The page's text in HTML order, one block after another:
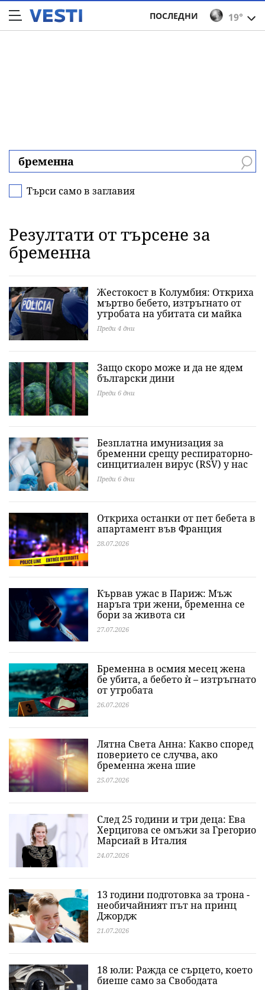
19°
ПОСЛЕДНИ
Търси само в заглавия
Резултати от търсене за
бременна
Жестокост в Колумбия: Откриха
мъртво бебето, изтръгнато от
утробата на убитата си майка
Преди 4 дни
Защо скоро може и да не ядем
български дини
Преди 6 дни
Безплатна имунизация за
бременни срещу респираторно-
синцитиален вирус (RSV) у нас
Преди 6 дни
Откриха останки от пет бебета в
апартамент във Франция
28.07.2026
Кървав ужас в Париж: Мъж
наръга три жени, бременна се
бори за живота си
27.07.2026
Бременна в осмия месец жена
бе убита, а бебето ѝ – изтръгнато
от утробата
26.07.2026
Лятна Света Анна: Какво според
поверието се случва, ако
бременна жена шие
25.07.2026
След 25 години и три деца: Ева
Херцигова се омъжи за Грегорио
Марсиай в Италия
24.07.2026
13 години подготовка за трона -
необичайният път на принц
Джордж
21.07.2026
18 юли: Ражда се сърцето, което
биеше само за Свободата